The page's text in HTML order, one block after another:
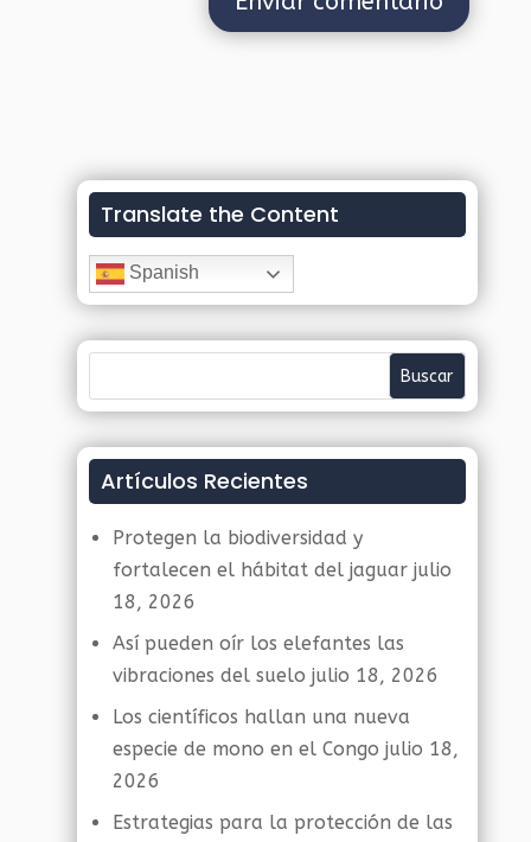
Translate the Content
Spanish
Artículos Recientes
Protegen la biodiversidad y
fortalecen el hábitat del jaguar julio
18, 2026
Así pueden oír los elefantes las
vibraciones del suelo julio 18, 2026
Los científicos hallan una nueva
especie de mono en el Congo julio 18,
2026
Estrategias para la protección de las